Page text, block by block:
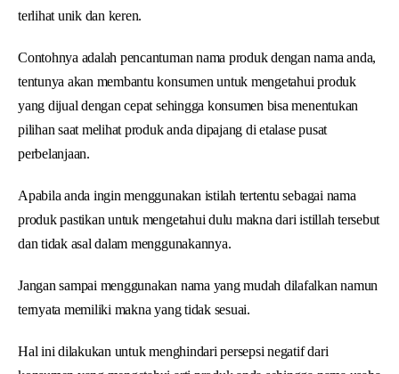
terlihat unik dan keren.
Contohnya adalah pencantuman nama produk dengan nama anda,
tentunya akan membantu konsumen untuk mengetahui produk
yang dijual dengan cepat sehingga konsumen bisa menentukan
pilihan saat melihat produk anda dipajang di etalase pusat
perbelanjaan.
Apabila anda ingin menggunakan istilah tertentu sebagai nama
produk pastikan untuk mengetahui dulu makna dari istillah tersebut
dan tidak asal dalam menggunakannya.
Jangan sampai menggunakan nama yang mudah dilafalkan namun
ternyata memiliki makna yang tidak sesuai.
Hal ini dilakukan untuk menghindari persepsi negatif dari